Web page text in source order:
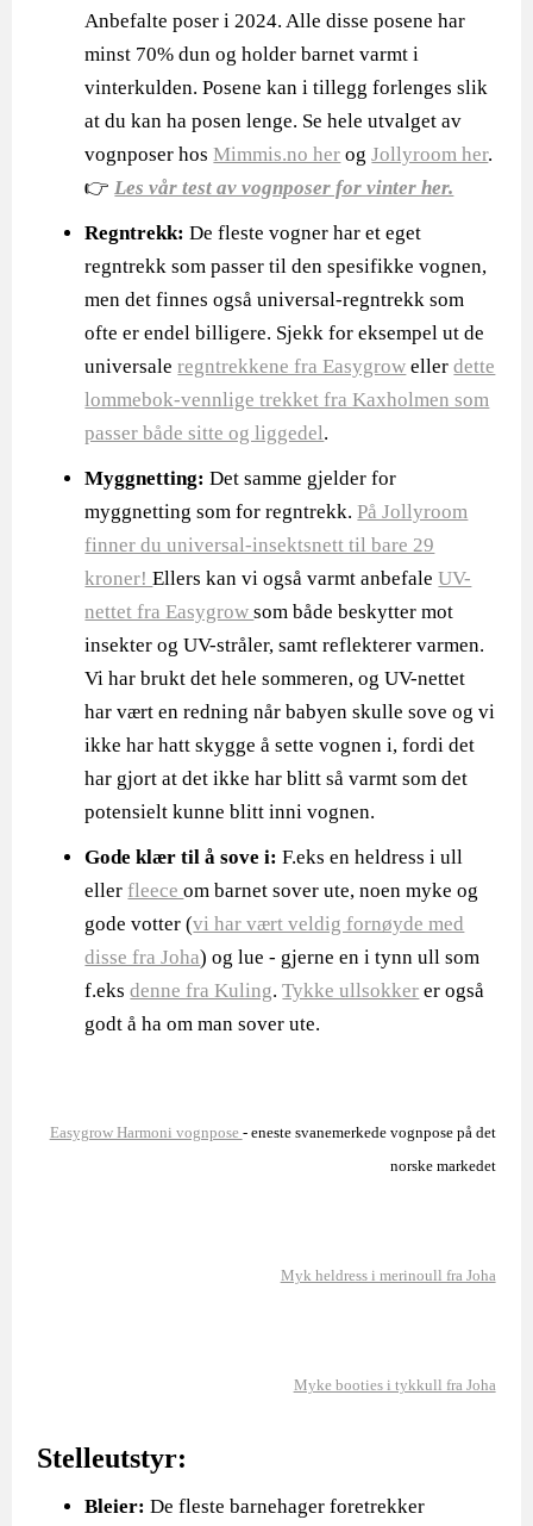
Anbefalte poser i 2024. Alle disse posene har
minst 70% dun og holder barnet varmt i
vinterkulden. Posene kan i tillegg forlenges slik
at du kan ha posen lenge. Se hele utvalget av
vognposer hosMimmis.no her ogJollyroom her.
👉Les vår test av vognposer for vinter her.
Regntrekk:De fleste vogner har et eget
regntrekk som passer til den spesifikke vognen,
men det finnes også universal-regntrekk som
ofte er endel billigere. Sjekk for eksempel ut de
universaleregntrekkene fra Easygrow ellerdette
lommebok-vennlige trekket fra Kaxholmen som
passer både sitte og liggedel.
Myggnetting:Det samme gjelder for
myggnetting som for regntrekk.På Jollyroom
finner du universal-insektsnett til bare 29
kroner!Ellers kan vi også varmt anbefaleUV-
nettet fra Easygrowsom både beskytter mot
insekter og UV-stråler, samt reflekterer varmen.
Vi har brukt det hele sommeren, og UV-nettet
har vært en redning når babyen skulle sove og vi
ikke har hatt skygge å sette vognen i, fordi det
har gjort at det ikke har blitt så varmt som det
potensielt kunne blitt inni vognen.
Gode klær til å sove i: F.eks en heldress i ull
ellerfleeceom barnet sover ute, noen myke og
gode votter (vi har vært veldig fornøyde med
disse fra Joha) og lue - gjerne en i tynn ull som
f.eksdenne fra Kuling.Tykke ullsokker er også
godt å ha om man sover ute.
Easygrow Harmoni vognpose - eneste svanemerkede vognpose på det
norske markedet
Myk heldress i merinoull fra Joha
Myke booties i tykkull fra Joha
Stelleutstyr:
Bleier:De fleste barnehager foretrekker